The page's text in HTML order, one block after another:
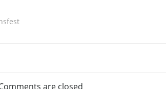
are closed